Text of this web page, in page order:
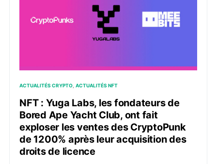
ACTUALITÉS CRYPTO ACTUALITÉS NFT
NFT : Yuga Labs, les fondateurs de
Bored Ape Yacht Club, ont fait
exploser les ventes des CryptoPunk
de 1200% après leur acquisition des
droits de licence